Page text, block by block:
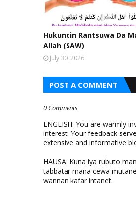
Hukuncin Rantsuwa Da
Allah (SAW)
July 30, 2026
POST A COMMENT
0 Comments
ENGLISH: You are warmly
interest. Your feedback
extensive and informative
HAUSA: Kuna iya rubuto
tabbatar mana cewa
wannan kafar intanet.